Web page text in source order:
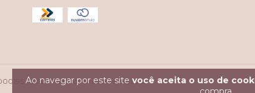
Ao navegar por este site você aceita o uso de
- 2026. Todos os direitos reservados.